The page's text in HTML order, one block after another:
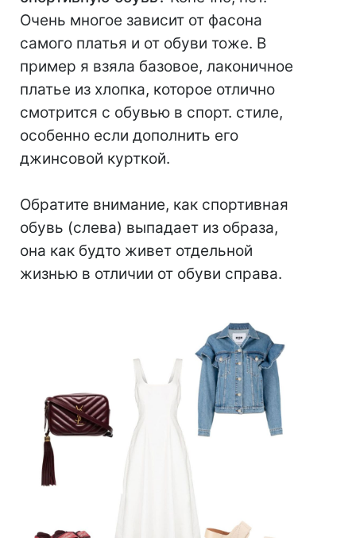
Очень многое зависит от фасона
самого платья и от обуви тоже. В
пример я взяла базовое, лаконичное
платье из хлопка, которое отлично
смотрится с обувью в спорт. стиле,
особенно если дополнить его
джинсовой курткой.
Обратите внимание, как спортивная
обувь (слева) выпадает из образа,
она как будто живет отдельной
жизнью в отличии от обуви справа.